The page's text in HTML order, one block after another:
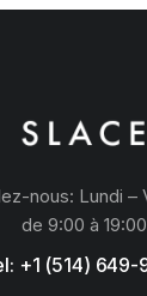
nous: Lundi –
de 9:00 à 19:00
+1 (514) 649-